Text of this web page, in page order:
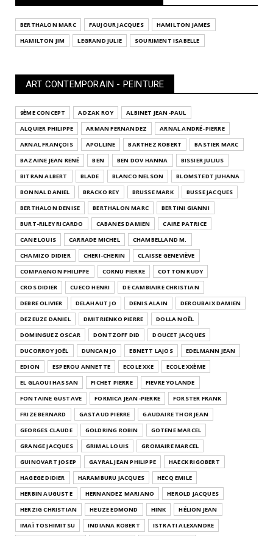
BERTHALON MARC FAUJOUR JACQUES
HAMILTON JAMES
HAMILTON JIM
LEGRAND JULIE SOURIMENT ISABELLE
ART CONTEMPORAIN - PEINTURE
9ÈME CONCEPT ADZAK ROY
ALBINET JEAN-PAUL
ALQUIER PHILIPPE
ARMAN FERNANDEZ
ARNAL ANDRÉ-PIERRE
ARNAL FRANÇOIS
APOLLINE BARTHEZ ROBERT
BASTIER MARC
BAZAINE JEAN RENÉ
BEN BEN DOV HANNA
BISSIER JULIUS
BITRAN ALBERT
BLADE BLANCO NELSON
BLOMSTEDT JUHANA
BONNAL DANIEL
BRACKO REY BRUSSE MARK
BUSSE JACQUES
BERTHALON DENISE
BERTHALON MARC
BERTINI GIANNI
BURT-RILEY RICARDO
CABANES DAMIEN
CAIRE PATRICE
CANE LOUIS
CARRADE MICHEL
CHAMBELLAND M.
CHAMIZO DIDIER
CHERI-CHERIN
CLAISSE GENEVIÈVE
COMPAGNON PHILIPPE
CORNU PIERRE
COTTON RUDY
CROS DIDIER
CUECO HENRI
DE CAMBIAIRE CHRISTIAN
DEBRE OLIVIER
DELAHAUT JO DENIS ALAIN
DEROUBAIX DAMIEN
DEZEUZE DANIEL
DMITRIENKO PIERRE
DOLLA NOËL
DOMINGUEZ OSCAR
DONTZOFF DID
DOUCET JACQUES
DUCORROY JOËL
DUNCAN JO EBNETT LAJOS
EDELMANN JEAN
EDION
ESPEROU ANNETTE ECOLE XXE
ECOLE XXÈME
EL GLAOUI HASSAN
FICHET PIERRE
FIEVRE YOLANDE
FONTAINE GUSTAVE
FORMICA JEAN-PIERRE
FORSTER FRANK
FRIZE BERNARD
GASTAUD PIERRE
GAUDAIRE THOR JEAN
GEORGES CLAUDE
GOLDRING ROBIN
GOTENE MARCEL
GRANGE JACQUES
GRIMAL LOUIS
GROMAIRE MARCEL
GUINOVART JOSEP
GAYRAL JEAN PHILIPPE
HAECK RIGOBERT
HAGEGE DIDIER
HARAMBURU JACQUES
HECQ EMILE
HERBIN AUGUSTE
HERNANDEZ MARIANO
HEROLD JACQUES
HERZIG CHRISTIAN
HEUZE EDMOND HINK
HÉLION JEAN
IMAÏ TOSHIMITSU
INDIANA ROBERT
ISTRATI ALEXANDRE